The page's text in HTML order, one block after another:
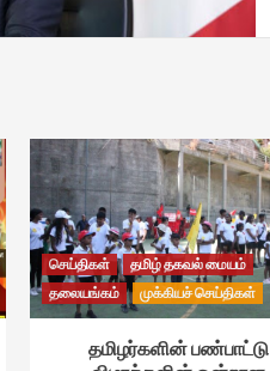
செய்திகள்
தமிழ் தகவல் மையம்
தலையங்கம்
முக்கியச் செய்திகள்
தமிழர்களின் பண்பாட்டு